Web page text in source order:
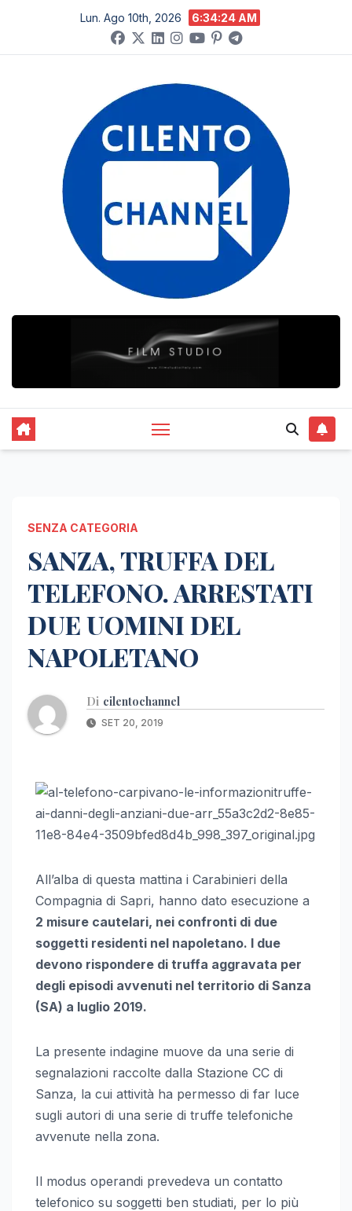
contenuto
Lun. Ago 10th, 2026 6:34:24 AM
SENZA CATEGORIA
SANZA, TRUFFA DEL
TELEFONO. ARRESTATI
DUE UOMINI DEL
NAPOLETANO
Di cilentochannel
SET 20, 2019
All’alba di questa mattina i Carabinieri della
Compagnia di Sapri, hanno dato esecuzione a
2 misure cautelari, nei confronti di due
soggetti residenti nel napoletano. I due
devono rispondere di truffa aggravata per
degli episodi avvenuti nel territorio di Sanza
(SA) a luglio 2019.
La presente indagine muove da una serie di
segnalazioni raccolte dalla Stazione CC di
Sanza, la cui attività ha permesso di far luce
sugli autori di una serie di truffe telefoniche
avvenute nella zona.
Il modus operandi prevedeva un contatto
telefonico su soggetti ben studiati, per lo più